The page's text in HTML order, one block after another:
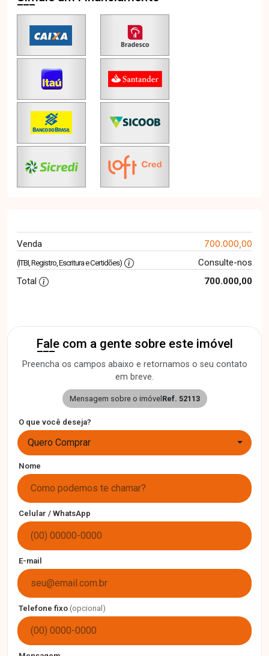
Venda 700.000,00
(ITBI, Registro, Escritura e Certidões)
Consulte-nos
Total
700.000,00
Fale com a gente sobre este imóvel
Preencha os campos abaixo e retornamos o seu contato
em breve.
Mensagem sobre o imóvel Ref. 52113
O que você deseja?
Quero Comprar
Nome
Celular / WhatsApp
E-mail
Telefone fixo (opcional)